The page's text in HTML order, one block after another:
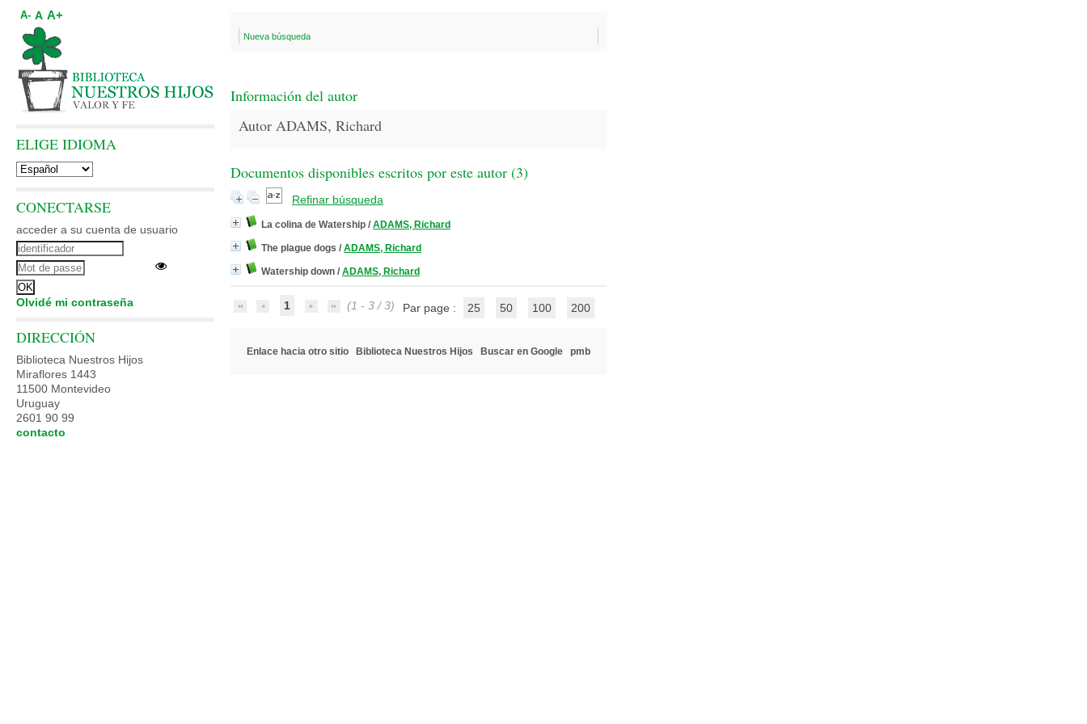
Nueva búsqueda
Información del autor
Autor ADAMS, Richard
Documentos disponibles escritos por este autor (3)
Refinar búsqueda
La colina de Watership / ADAMS, Richard
The plague dogs / ADAMS, Richard
Watership down / ADAMS, Richard
1 (1 - 3 / 3) Par page : 25 50 100 200
Enlace hacia otro sitio Biblioteca Nuestros Hijos Buscar en Google pmb
A- A A+
ELIGE IDIOMA
CONECTARSE
acceder a su cuenta de usuario
Olvidé mi contraseña
DIRECCIÓN
Biblioteca Nuestros Hijos
Miraflores 1443
11500 Montevideo
Uruguay
2601 90 99
contacto